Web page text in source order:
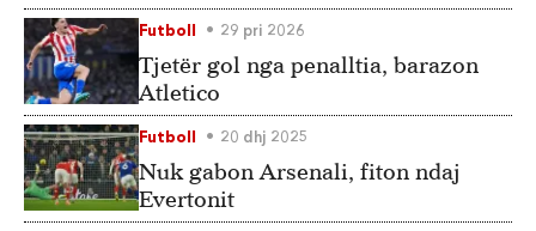
Futboll 29 pri 2026
Tjetër gol nga penalltia, barazon
Atletico
Futboll 20 dhj 2025
Nuk gabon Arsenali, fiton ndaj
Evertonit